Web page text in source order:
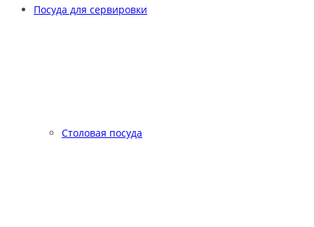
Посуда для сервировки
Столовая посуда